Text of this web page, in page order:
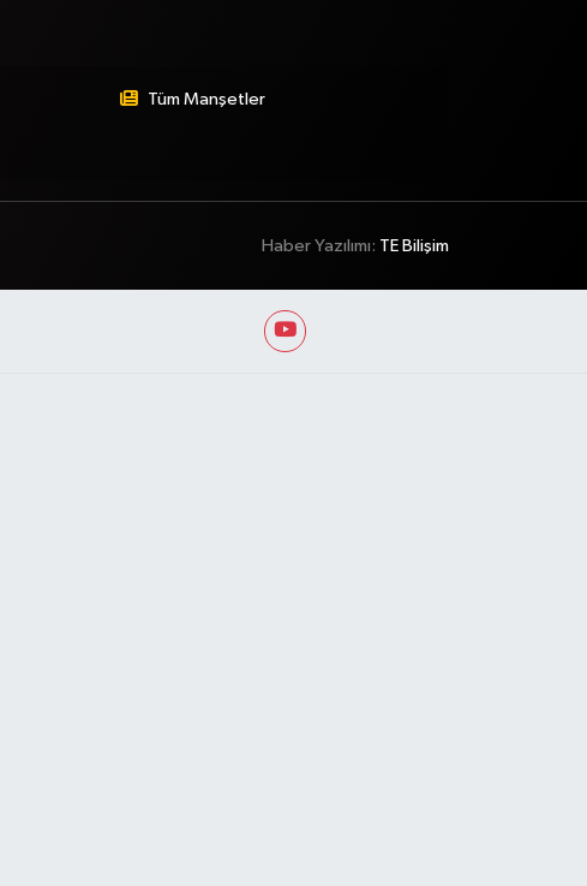
Tüm Manşetler
Haber Yazılımı: TE Bilişim